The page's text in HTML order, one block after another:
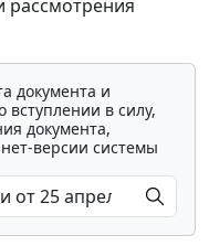
рассмотрения
документа и
в силу,
документа,
версии системы